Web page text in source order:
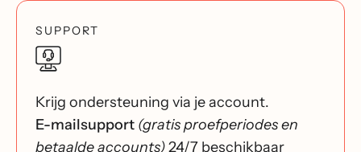
SUPPORT
Krijg ondersteuning via je account.
E-mailsupport (gratis proefperiodes en
betaalde accounts)24/7 beschikbaar